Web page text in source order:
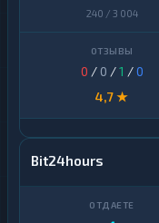
240 / 3 004
0 / 0 /1 /0
4,7 ★
Bit24hours